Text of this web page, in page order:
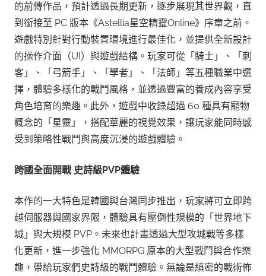
的前傳作品，預計透過長期更新，逐步展現其世界觀，直
到銜接至 PC 版本《Astellia星空精靈Online》序章之前。
遊戲特別針對行動裝置環境進行最佳化，並提供全新設計
的操作介面（UI）與遊戲結構。玩家可從「騎士」、「刺
客」、「弓箭手」、「學者」、「法師」等五種職業中選
擇，體驗多樣化的戰鬥風格，並透過豐富的養成內容享受
角色培育的樂趣。此外，遊戲中收錄超過 60 種具有寵物
概念的「星靈」，搭配華麗的視覺效果，讓玩家能同時感
受到策略性戰鬥與高度沉浸的遊戲體驗。
跨國全面開戰 史詩級PVP體驗
本作的一大特色是韓國與台灣同步推出，玩家將可立即跨
越伺服器與國家界限，體驗具有壓倒性規模的「世界地下
城」與大規模 PVP。未來也計畫透過大型攻城戰等多樣
化更新，進一步強化 MMORPG 原本的大型戰鬥與合作樂
趣，帶給玩家們史詩級的戰鬥體驗。無論是縝密的戰術佈